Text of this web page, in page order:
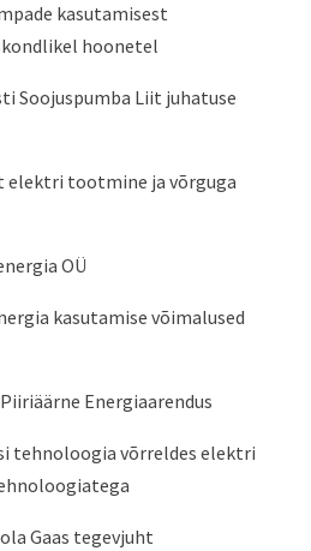
kasutamisest
hoonetel
Soojuspumba Liit juhatuse
elektri tootmine ja võrguga
OÜ
kasutamise võimalused
Energiaarendus
tehnoloogia võrreldes elektri
Gaas tegevjuht